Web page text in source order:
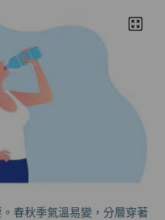
春秋季氣溫易變，分層穿著